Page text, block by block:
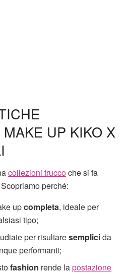
UP KIKO X
collezioni truccoche si fa
perché:
upcompleta, ideale per
tipo;
per risultaresemplicida
performanti;
fashion rende lapostazione